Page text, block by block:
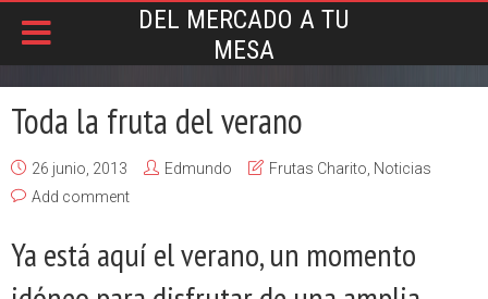
DEL MERCADO A TU
MESA
Toda la fruta del verano
26 junio, 2013 Edmundo Frutas Charito Noticias
Add comment
Ya está aquí el verano, un momento